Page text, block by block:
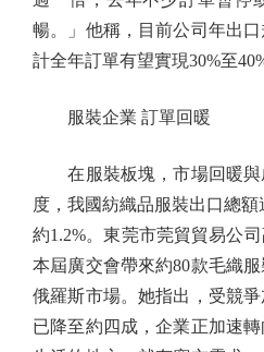
暢。」他稱，目前公司年出
計全年訂單有望實現30%至
服裝企業 訂單回暖
在服裝板塊，市場回暖與
度，我國紡織品服裝出口總
約1.2%。東莞市莞貿貿易公
本屆廣交會帶來約80款毛織
俄羅斯市場。她指出，受競
已降至約四成，企業正加速